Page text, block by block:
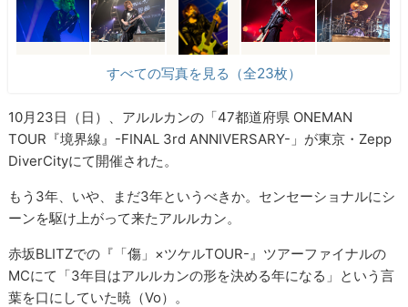
すべての写真を見る（全23枚）
10月23日（日）、アルルカンの「47都道府県 ONEMAN
TOUR『境界線』-FINAL 3rd ANNIVERSARY-」が東京・Zepp
DiverCityにて開催された。
もう3年、いや、まだ3年というべきか。センセーショナルにシ
ーンを駆け上がって来たアルルカン。
赤坂BLITZでの『「傷」×ツケルTOUR-』ツアーファイナルの
MCにて「3年目はアルルカンの形を決める年になる」という言
葉を口にしていた暁（Vo）。